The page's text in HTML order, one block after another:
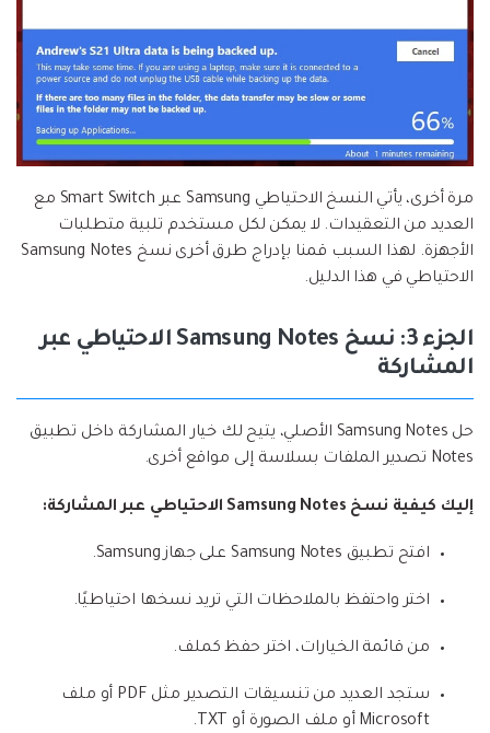
مرة أخرى، يأتي النسخ الاحتياطي Samsung عبر Smart Switch مع
العديد من التعقيدات. لا يمكن لكل مستخدم تلبية متطلبات
الأجهزة. لهذا السبب قمنا بإدراج طرق أخرى نسخ Samsung Notes
الاحتياطي في هذا الدليل.
الجزء 3: نسخ Samsung Notes الاحتياطي عبر
المشاركة
حل Samsung Notes الأصلي، يتيح لك خيار المشاركة داخل تطبيق
Notes تصدير الملفات بسلاسة إلى مواقع أخرى.
إليك كيفية نسخ Samsung Notes الاحتياطي عبر المشاركة:
افتح تطبيق Samsung Notes على جهاز Samsung.
اختر واحتفظ بالملاحظات التي تريد نسخها احتياطيًا.
من قائمة الخيارات، اختر حفظ كملف.
ستجد العديد من تنسيقات التصدير مثل PDF أو ملف
Microsoft أو ملف الصورة أو TXT.